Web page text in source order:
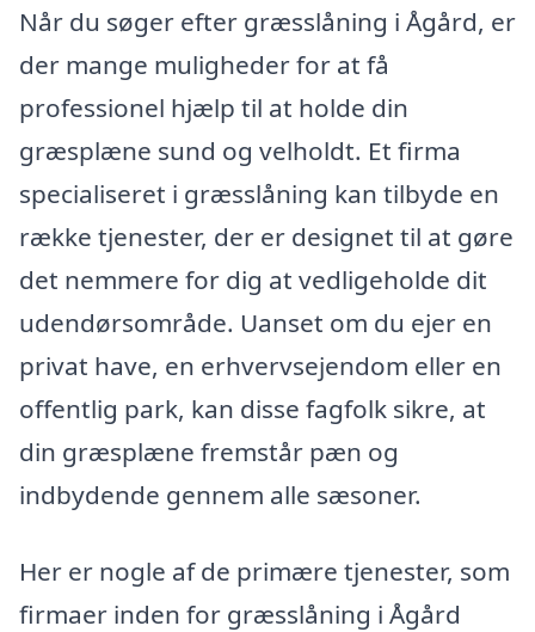
Når du søger efter græsslåning i Ågård, er
der mange muligheder for at få
professionel hjælp til at holde din
græsplæne sund og velholdt. Et firma
specialiseret i græsslåning kan tilbyde en
række tjenester, der er designet til at gøre
det nemmere for dig at vedligeholde dit
udendørsområde. Uanset om du ejer en
privat have, en erhvervsejendom eller en
offentlig park, kan disse fagfolk sikre, at
din græsplæne fremstår pæn og
indbydende gennem alle sæsoner.
Her er nogle af de primære tjenester, som
firmaer inden for græsslåning i Ågård